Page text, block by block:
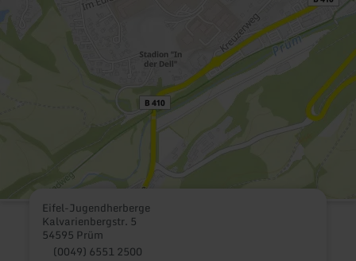
Eifel-Jugendherberge
Kalvarienbergstr. 5
54595 Prüm
(0049) 6551 2500